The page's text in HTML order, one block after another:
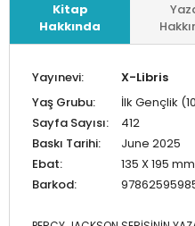
Kitap
Hakkında
Yayınevi:
X-Libris
Yaş Grubu:
İlk Gençlik
Sayfa Sayısı:
412
Baskı Tarihi:
June 2025
Ebat:
135 X 195 mm
Barkod: